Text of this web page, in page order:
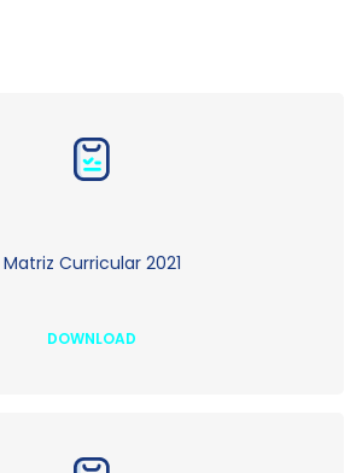
Matriz Curricular 2021
DOWNLOAD